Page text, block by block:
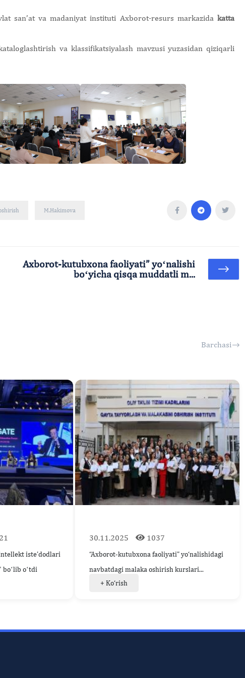
san’at va madaniyat instituti Axborot-resurs markazida katta
va klassifikatsiyalash mavzusi yuzasidan qiziqarli
M.Hakimova
Axborot-kutubxona faoliyati” yoʻnalishi
boʻyicha qisqa muddatli m...
Barchasi
iste’dodlari
oʻtdi
30.11.2025 1037
“Axborot-kutubxona faoliyati” yo‘nalishidagi
navbatdagi malaka oshirish kurslari...
+ Ko‘rish